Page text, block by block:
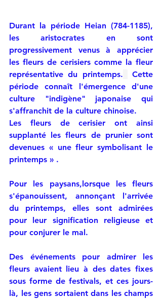
Durant la période Heian (784-1185),
les aristocrates en sont
progressivement venus à apprécier
les fleurs de cerisiers comme la fleur
représentative du printemps.
Cette
période connaît l'émergence d'une
culture "indigène" japonaise qui
s'affranchit de la culture chinoise.
Les fleurs de cerisier ont ainsi
supplanté les fleurs de prunier sont
devenues « une fleur symbolisant le
printemps » .
Pour les paysans,lorsque les fleurs
s'épanouissent, annonçant l'arrivée
du printemps, elles sont admirées
pour leur signification religieuse et
pour conjurer le mal.
Des événements pour admirer les
fleurs avaient lieu à des dates fixes
sous forme de festivals, et ces jours-
là, les gens sortaient dans les champs